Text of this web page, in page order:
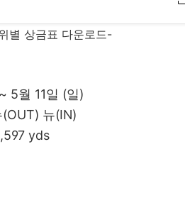
별 상금표 다운로드-
5월 11일 (일)
뉴(IN)
yds